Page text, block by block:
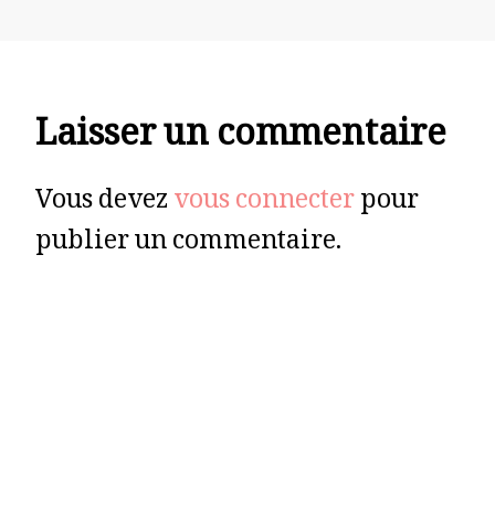
Laisser un commentaire
Vous devezvous connecterpour
publier un commentaire.